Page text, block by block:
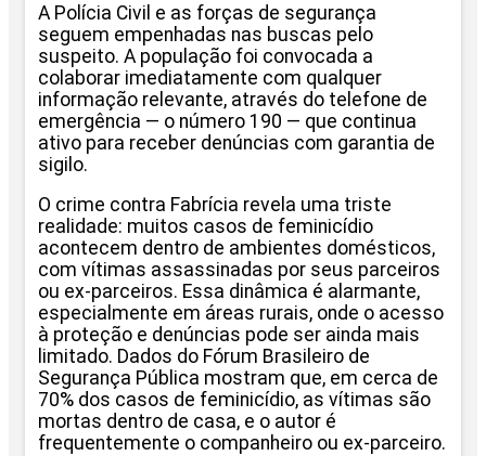
A Polícia Civil e as forças de segurança
seguem empenhadas nas buscas pelo
suspeito. A população foi convocada a
colaborar imediatamente com qualquer
informação relevante, através do telefone de
emergência — o número 190 — que continua
ativo para receber denúncias com garantia de
sigilo.
O crime contra Fabrícia revela uma triste
realidade: muitos casos de feminicídio
acontecem dentro de ambientes domésticos,
com vítimas assassinadas por seus parceiros
ou ex-parceiros. Essa dinâmica é alarmante,
especialmente em áreas rurais, onde o acesso
à proteção e denúncias pode ser ainda mais
limitado. Dados do Fórum Brasileiro de
Segurança Pública mostram que, em cerca de
70% dos casos de feminicídio, as vítimas são
mortas dentro de casa, e o autor é
frequentemente o companheiro ou ex-parceiro.